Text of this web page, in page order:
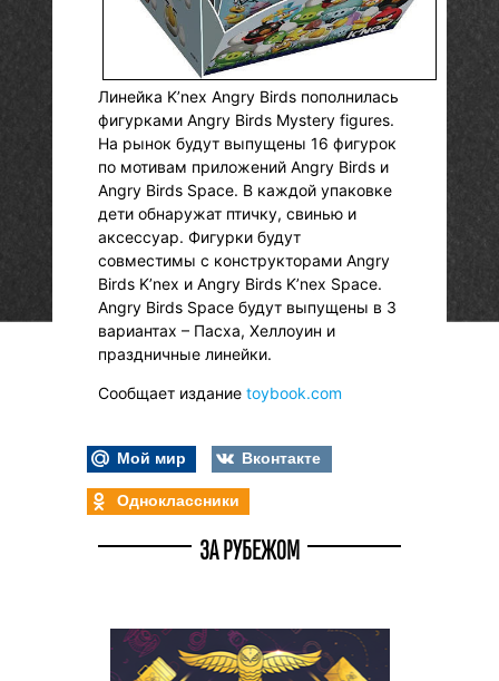
Линейка K’nex Angry Birds пополнилась
фигурками Angry Birds Mystery figures.
На рынок будут выпущены 16 фигурок
по мотивам приложений Angry Birds и
Angry Birds Space. В каждой упаковке
дети обнаружат птичку, свинью и
аксессуар. Фигурки будут
совместимы с конструкторами Angry
Birds K’nex и Angry Birds K’nex Space.
Angry Birds Space будут выпущены в 3
вариантах – Пасха, Хеллоуин и
праздничные линейки.
Сообщает издание toybook.com
Мой мир
Вконтакте
Одноклассники
ЗА РУБЕЖОМ